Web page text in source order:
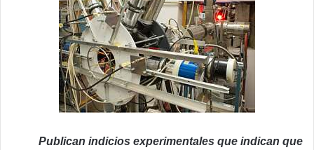
Publican indicios experimentales que indican que